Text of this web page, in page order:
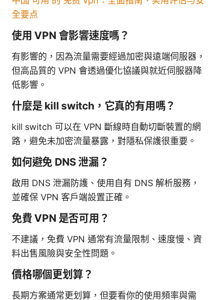
全要点
使用 VPN 會影響速度嗎？
有影響的，因為流量需要經過加密與遠端伺服器，
但高品質的 VPN 會透過優化協議與就近伺服器降
低影響。
什麼是 kill switch，它真的有用嗎？
kill switch 可以在 VPN 斷線時自動切斷裝置的網
路，避免未加密流量暴露，對隱私保護很重要。
如何避免 DNS 泄漏？
啟用 DNS 泄漏防護、使用自有 DNS 解析服務，
並確保 VPN 客戶端設置正確。
免費 VPN 是否可用？
不建議，免費 VPN 通常有流量限制、速度慢、資
料出售風險與安全性問題。
價格哪個更划算？
長期方案通常更划算，但要看你的使用頻率與需